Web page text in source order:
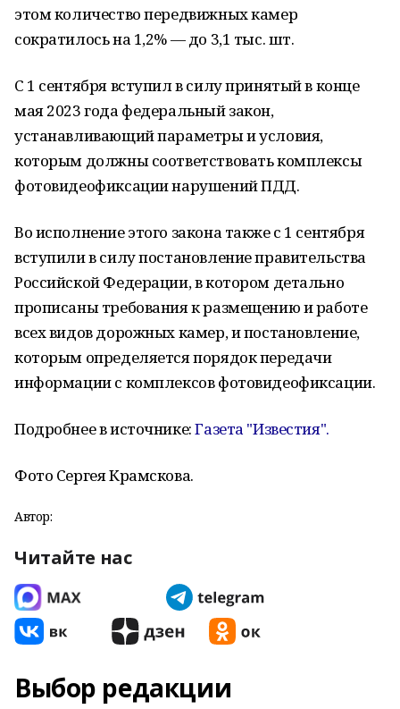
этом количество передвижных камер
сократилось на 1,2% — до 3,1 тыс. шт.
С 1 сентября вступил в силу принятый в конце
мая 2023 года федеральный закон,
устанавливающий параметры и условия,
которым должны соответствовать комплексы
фотовидеофиксации нарушений ПДД.
Во исполнение этого закона также с 1 сентября
вступили в силу постановление правительства
Российской Федерации, в котором детально
прописаны требования к размещению и работе
всех видов дорожных камер, и постановление,
которым определяется порядок передачи
информации с комплексов фотовидеофиксации.
Подробнее в источнике:Газета "Известия".
Фото Сергея Крамскова.
Автор:
Читайте нас
Выбор редакции